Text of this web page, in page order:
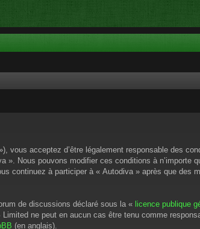
vous acceptez d’être légalement responsable des
Nous pouvons modifier ces conditions à n’importe
continuez à participer à « Autodiva » après que des
de discussions déclaré sous la « licence publique
ne peut en aucun cas être tenu comme
(en anglais).